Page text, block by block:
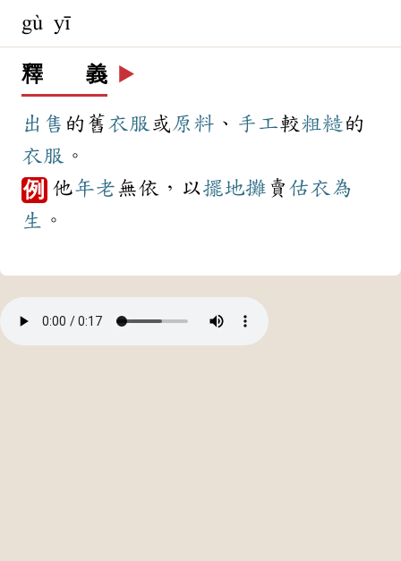
gù yī
釋 義 ▶️
出售 的舊 衣服 或原料 、 手工較粗糙的
衣服 。
例 他年老無依，以擺地攤 賣 估衣為
生
。